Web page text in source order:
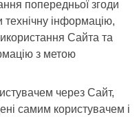
попередньої згоди
технічну інформацію,
Сайта та
з метою
через Сайт,
самим користувачем і